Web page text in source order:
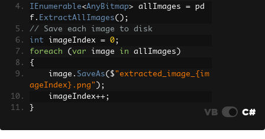
IEnumerable<AnyBitmap> allImages = pd
f . ExtractAllImages();
// Save each image to disk
int imageIndex = 0;
foreach
( var image in allImages )
{
    image
. SaveAs( $ "extracted_image_{im
ageIndex}.png" );
    imageIndex
++;
}
VB C#